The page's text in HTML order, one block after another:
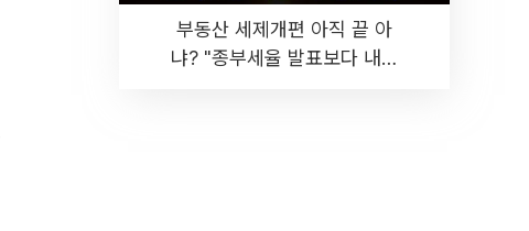
부동산 세제개편 아직 끝 아
냐? "종부세율 발표보다 내릴